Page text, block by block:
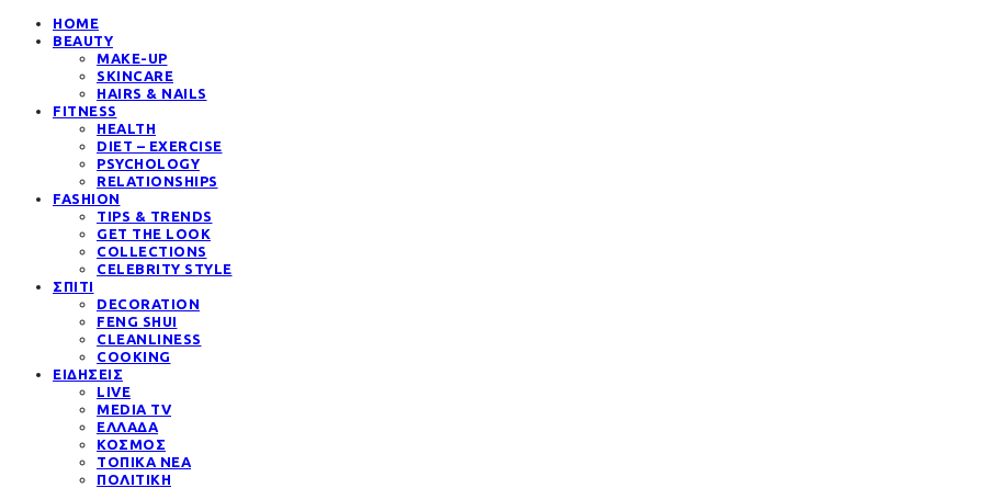
HOME
BEAUTY
MAKE-UP
SKINCARE
HAIRS & NAILS
FITNESS
HEALTH
DIET – EXERCISE
PSYCHOLOGY
RELATIONSHIPS
FASHION
TIPS & TRENDS
GET THE LOOK
COLLECTIONS
CELEBRITY STYLE
ΣΠΙΤΙ
DECORATION
FENG SHUI
CLEANLINESS
COOKING
ΕΙΔΗΣΕΙΣ
LIVE
MEDIA TV
ΕΛΛΑΔΑ
ΚΟΣΜΟΣ
ΤΟΠΙΚΑ ΝΕΑ
ΠΟΛΙΤΙΚΗ